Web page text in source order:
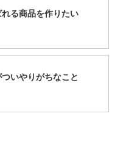
る商品を作りたい
いやりがちなこと